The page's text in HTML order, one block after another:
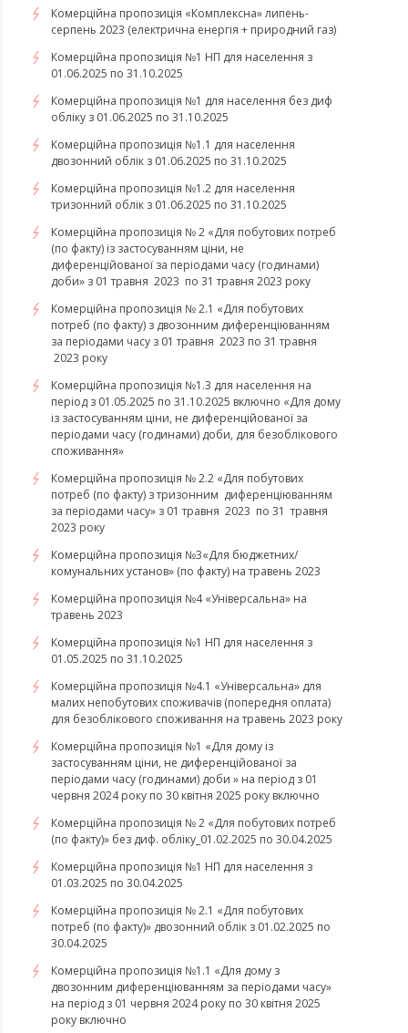
​​​​​​​Комерційна пропозиція «Комплексна» липень-
серпень 2023 (електрична енергія + природний газ)
Комерційна пропозиція №1 НП для населення з
01.06.2025 по 31.10.2025
Комерційна пропозиція №1 для населення без диф
обліку з 01.06.2025 по 31.10.2025
Комерційна пропозиція №1.1 для населення
двозонний облік з 01.06.2025 по 31.10.2025
Комерційна пропозиція №1.2 для населення
тризонний облік з 01.06.2025 по 31.10.2025
Комерційна пропозиція № 2 «Для побутових потреб
(по факту) із застосуванням ціни, не
диференційованої за періодами часу (годинами)
доби» з 01 травня 2023 по 31 травня 2023 року
Комерційна пропозиція № 2.1 «Для побутових
потреб (по факту) з двозонним диференціюванням
за періодами часу з 01 травня 2023 по 31 травня
2023 року
Комерційна пропозиція №1.3 для населення на
період з 01.05.2025 по 31.10.2025 включно «Для дому
із застосуванням ціни, не диференційованої за
періодами часу (годинами) доби, для безоблікового
споживання»
Комерційна пропозиція № 2.2 «Для побутових
потреб (по факту) з тризонним диференціюванням
за періодами часу» з 01 травня 2023 по 31 травня
2023 року
​​​​​​​Комерційна пропозиція №3«Для бюджетних/
комунальних установ» (по факту) на травень 2023
Комерційна пропозиція №4 «Універсальна» на
травень 2023
Комерційна пропозиція №1 НП для населення з
01.05.2025 по 31.10.2025
Комерційна пропозиція №4.1 «Універсальна» для
малих непобутових споживачів (попередня оплата)
для безоблікового споживання на травень 2023 року
Комерційна пропозиція №1 «Для дому із
застосуванням ціни, не диференційованої за
періодами часу (годинами) доби » на період з 01
червня 2024 року по 30 квітня 2025 року включно
Комерційна пропозиція № 2 «Для побутових потреб
(по факту)» без диф. обліку_01.02.2025 по 30.04.2025
Комерційна пропозиція №1 НП для населення з
01.03.2025 по 30.04.2025
Комерційна пропозиція № 2.1 «Для побутових
потреб (по факту)» двозонний облік з 01.02.2025 по
30.04.2025
Комерційна пропозиція №1.1 «Для дому з
двозонним диференціюванням за періодами часу»
на період з 01 червня 2024 року по 30 квітня 2025
року включно